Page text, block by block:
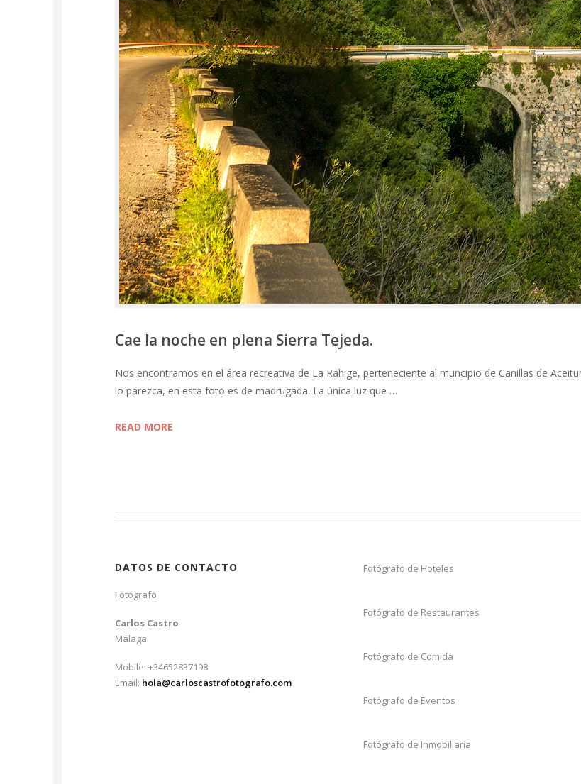
Cae la noche en plena Sierra Tejeda.
Nos encontramos en el área recreativa de La Rahige, perteneciente al muncipio de Canillas de
lo parezca, en esta foto es de madrugada. La única luz que …
READ MORE
DATOS DE CONTACTO
Fotógrafo
Carlos Castro
Málaga
Mobile: +34652837198
Email: hola@carloscastrofotografo.com
Fotógrafo de Hoteles
Fotógrafo de Restaurantes
Fotógrafo de Comida
Fotógrafo de Eventos
Fotógrafo de Inmobiliaria